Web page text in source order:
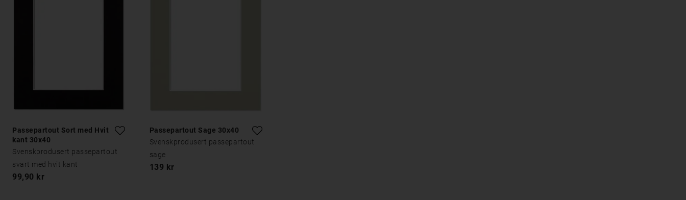
Passepartout Sort med Hvit
kant 30x40
Svenskprodusert passepartout
svart med hvit kant
99,90 kr
Passepartout Sage 30x40
Svenskprodusert passepartout
sage
139 kr